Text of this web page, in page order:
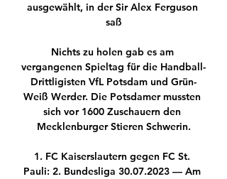
ausgewählt, in der Sir Alex Ferguson
saß
Nichts zu holen gab es am
vergangenen Spieltag für die Handball-
Drittligisten VfL Potsdam und Grün-
Weiß Werder. Die Potsdamer mussten
sich vor 1600 Zuschauern den
Mecklenburger Stieren Schwerin.
1. FC Kaiserslautern gegen FC St.
Pauli: 2. Bundesliga 30.07.2023 — Am